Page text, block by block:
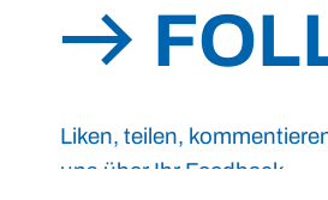
Liken, teilen,
uns über Ihr Feedback.